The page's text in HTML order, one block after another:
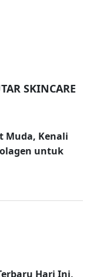
SKINCARE
Muda, Kenali
untuk
Hari Ini,